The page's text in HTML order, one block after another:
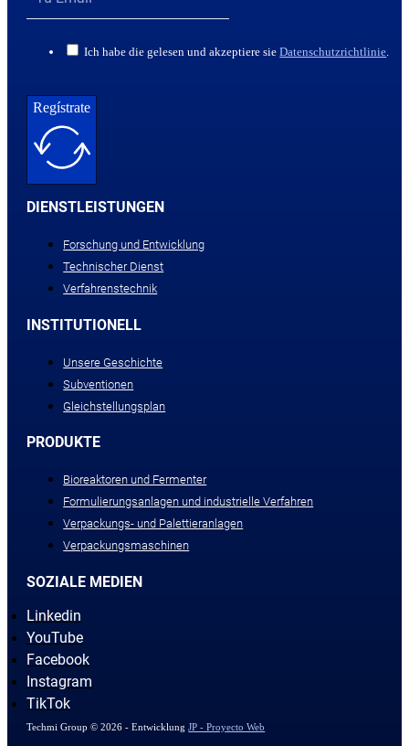
Ich habe die gelesen und akzeptiere sieDatenschutzrichtlinie.
Regístrate
DIENSTLEISTUNGEN
Forschung und Entwicklung
Technischer Dienst
Verfahrenstechnik
INSTITUTIONELL
Unsere Geschichte
Subventionen
Gleichstellungsplan
PRODUKTE
Bioreaktoren und Fermenter
Formulierungsanlagen und industrielle Verfahren
Verpackungs- und Palettieranlagen
Verpackungsmaschinen
SOZIALE MEDIEN
Linkedin
YouTube
Facebook
Instagram
TikTok
Techmi Group © 2026 - EntwicklungJP - Proyecto Web